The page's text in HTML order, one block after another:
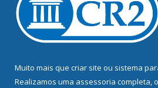
Muito mais que criar site ou sistema
Realizamos uma assessoria completa,